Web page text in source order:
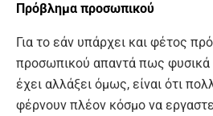
Πρόβλημα προσωπικού
Για το εάν υπάρχει και φέτος
προσωπικού απαντά πως φυσικά
έχει αλλάξει όμως, είναι ότι
φέρνουν πλέον κόσμο να